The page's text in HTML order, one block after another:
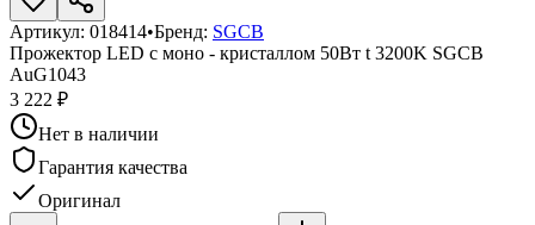
Артикул: 018414•Бренд: SGCB
Прожектор LED с моно - кристаллом 50Вт t 3200K SGCB
AuG1043
3 222 ₽
Нет в наличии
Гарантия качества
Оригинал